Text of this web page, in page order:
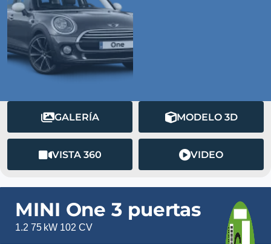
GALERÍA MODELO 3D
VISTA 360 VIDEO
MINI One 3 puertas
1.2 75 kW 102 CV